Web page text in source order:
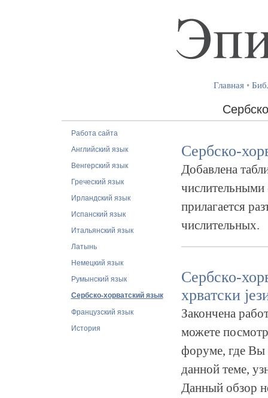
Главная •
Работа сайта
Английский язык
Венгерский язык
Греческий язык
Ирландский язык
Испанский язык
Итальянский язык
Латынь
Немецкий язык
Румынский язык
Сербско-хорватский язык
Французский язык
История
Сербско-
Добавлена
числительными
прилагается
числительных.
Сербско-
хрватски
Закончена
можете
форуме, где Вы
данной теме,
Данный обзор